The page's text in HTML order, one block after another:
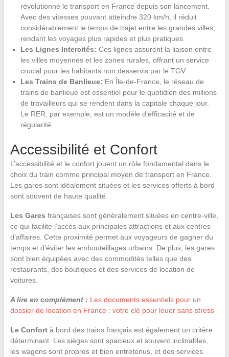
révolutionné le transport en France depuis son lancement.
Avec des vitesses pouvant atteindre 320 km/h, il réduit
considérablement le temps de trajet entre les grandes villes,
rendant les voyages plus rapides et plus pratiques.
Les Lignes Intercités: Ces lignes assurent la liaison entre
les villes moyennes et les zones rurales, offrant un service
crucial pour les habitants non desservis par le TGV.
Les Trains de Banlieue: En Île-de-France, le réseau de
trains de banlieue est essentiel pour le quotidien des millions
de travailleurs qui se rendent dans la capitale chaque jour.
Le RER, par exemple, est un modèle d’efficacité et de
régularité.
Accessibilité et Confort
L’accessibilité et le confort jouent un rôle fondamental dans le
choix du train comme principal moyen de transport en France.
Les gares sont idéalement situées et les services offerts à bord
sont souvent de haute qualité.
Les Gares françaises sont généralement situées en centre-ville,
ce qui facilite l’accès aux principales attractions et aux centres
d’affaires. Cette proximité permet aux voyageurs de gagner du
temps et d’éviter les embouteillages urbains. De plus, les gares
sont bien équipées avec des commodités telles que des
restaurants, des boutiques et des services de location de
voitures.
A lire en complément : Les documents essentiels pour un
dossier de location en France : votre clé pour louer sans stress
Le Confortà bord des trains français est également un critère
déterminant. Les sièges sont spacieux et souvent inclinables,
les wagons sont propres et bien entretenus, et des services